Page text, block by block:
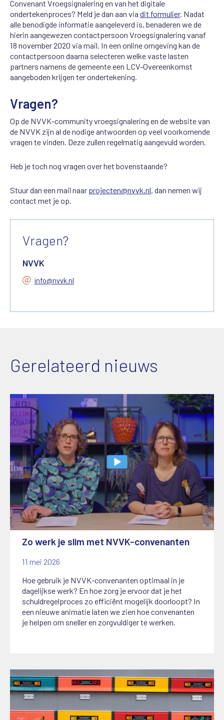
Convenant Vroegsignalering en van het digitale
ondertekenproces? Meld je dan aan via dit formulier. Nadat
alle benodigde informatie aangeleverd is, benaderen we de
hierin aangewezen contactpersoon Vroegsignalering vanaf
18 november 2020 via mail. In een online omgeving kan de
contactpersoon daarna selecteren welke vaste lasten
partners namens de gemeente een LCV-Overeenkomst
aangeboden krijgen ter ondertekening.
Vragen?
Op de NVVK-community vroegsignalering en de website van
de NVVK zijn al de nodige antwoorden op veel voorkomende
vragen te vinden. Deze zullen regelmatig aangevuld worden.
Heb je toch nog vragen over het bovenstaande?
Stuur dan een mail naar projecten@nvvk.nl, dan nemen wij
contact met je op.
Vragen?
NVVK
info@nvvk.nl
Gerelateerd nieuws
Zo werk je slim met NVVK-convenanten
11 mei 2026
Hoe gebruik je NVVK-convenanten optimaal in je
dagelijkse werk? En hoe zorg je ervoor dat je het
schuldregelproces zo efficiënt mogelijk doorloopt? In
een nieuwe animatie laten we zien hoe convenanten
je helpen om sneller en zorgvuldiger te werken.